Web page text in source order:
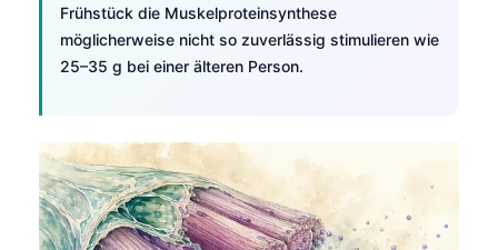
Frühstück die Muskelproteinsynthese
möglicherweise nicht so zuverlässig stimulieren wie
25–35 g bei einer älteren Person.